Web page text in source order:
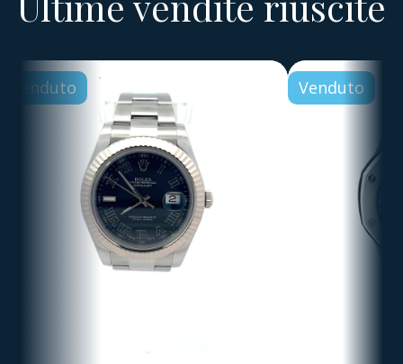
Venduto Venduto